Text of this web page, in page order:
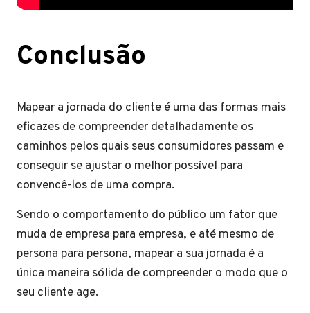
Conclusão
Mapear a jornada do cliente é uma das formas mais
eficazes de compreender detalhadamente os
caminhos pelos quais seus consumidores passam e
conseguir se ajustar o melhor possível para
convencê-los de uma compra.
Sendo o comportamento do público um fator que
muda de empresa para empresa, e até mesmo de
persona para persona, mapear a sua jornada é a
única maneira sólida de compreender o modo que o
seu cliente age.